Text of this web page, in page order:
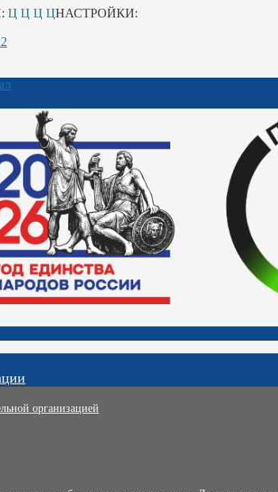
Ц Ц Ц ЦНАСТРОЙКИ:
организацией